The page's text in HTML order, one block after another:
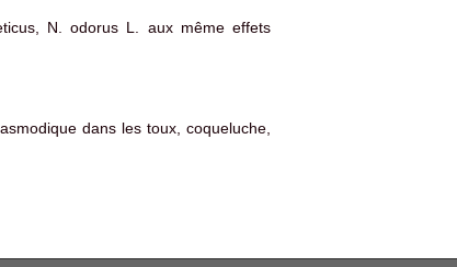
N. odorus L. aux même effets
dans les toux, coqueluche,